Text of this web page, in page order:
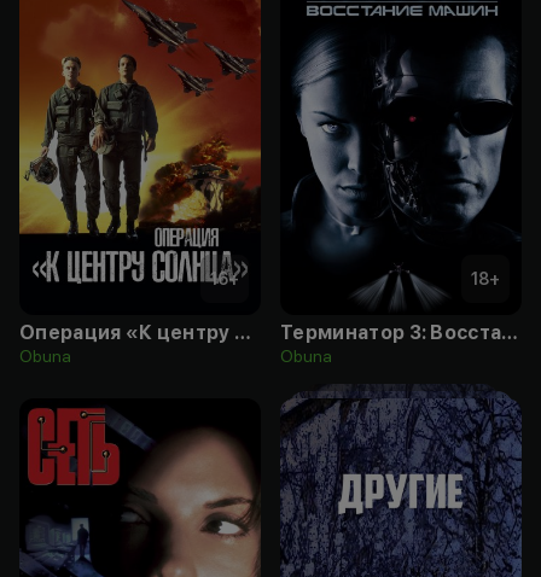
16+
Операция «К центру Солнца»
Obuna
18+
Терминатор 3: Восстание машин
Obuna